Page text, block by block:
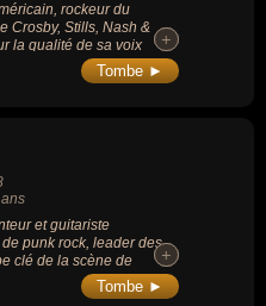
rockeur du
Crosby, Stills, Nash &
la qualité de sa voix
que pour ses talents
+
+
Tombe ►
et guitariste
punk rock, leader des
clé de la scène de
la vague punk anglaise de
+
+
Tombe ►